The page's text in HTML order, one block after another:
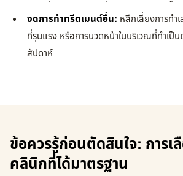
งดการทำทรีตเมนต์อื่น: หลีกเลี่ยงการทำ
ที่รุนแรง หรือการนวดหน้าในบริเวณที่ทำเป็
สัปดาห์
ข้อควรรู้ก่อนตัดสินใจ: การเ
คลินิกที่ได้มาตรฐาน